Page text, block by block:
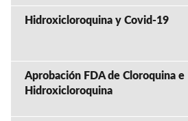
Hidroxicloroquina y Covid-19
Aprobación FDA de Cloroquina e
Hidroxicloroquina